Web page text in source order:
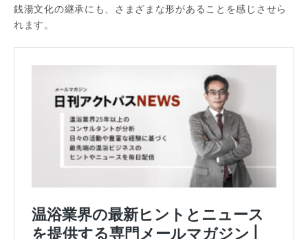
銭湯文化の継承にも、さまざまな形があることを感じさせら
れます。